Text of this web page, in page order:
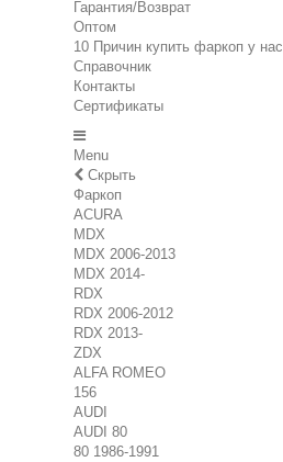
Гарантия/Возврат
Оптом
10 Причин купить фаркоп у нас
Справочник
Контакты
Сертификаты
Menu
Скрыть
Фаркоп
ACURA
MDX
MDX 2006-2013
MDX 2014-
RDX
RDX 2006-2012
RDX 2013-
ZDX
ALFA ROMEO
156
AUDI
AUDI 80
80 1986-1991